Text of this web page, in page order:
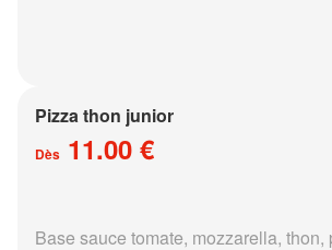
Pizza thon junior
Dès 11.00 €
Base sauce tomate, mozzarella, thon,